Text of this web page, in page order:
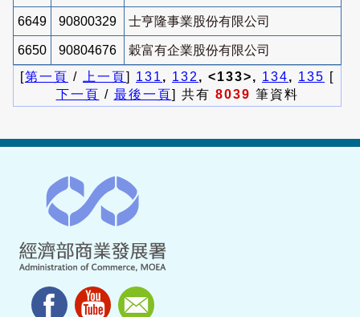
6649 90800329 士亨隆事業股份有限公司
6650 90804676
穀富有企業股份有限公司
[第一頁 / 上一頁] 131 , 132 , <133>, 134, 135 [
下一頁 / 最後一頁] 共有 8039 筆資料